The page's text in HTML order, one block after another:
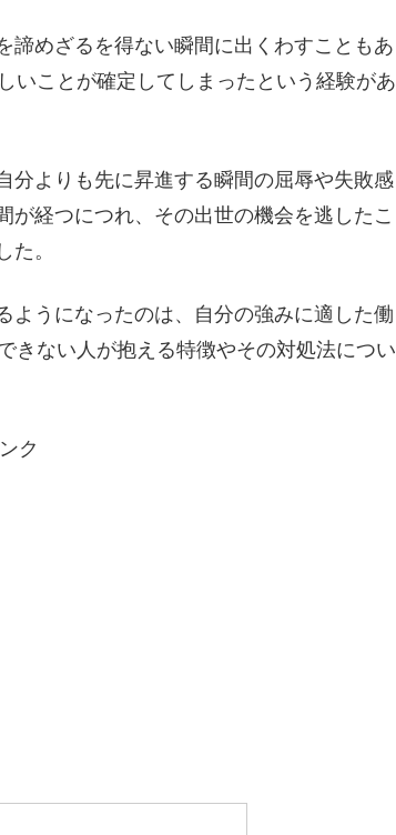
諦めざるを得ない瞬間に出くわすこともあ
いことが確定してしまったという経験があ
分よりも先に昇進する瞬間の屈辱や失敗感
経つにつれ、その出世の機会を逃したこ
た。
ようになったのは、自分の強みに適した働
きない人が抱える特徴やその対処法につい
ク